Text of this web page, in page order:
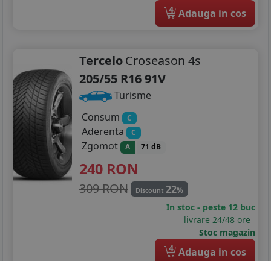
4 Adauga in cos
TerceloCroseason 4s
205/55 R16 91V
Turisme
Consum
C
Aderenta C
Zgomot A 71 dB
240 RON
309 RON Discount 22%
In stoc - peste 12 buc
livrare 24/48 ore
Stoc magazin
4 Adauga in cos